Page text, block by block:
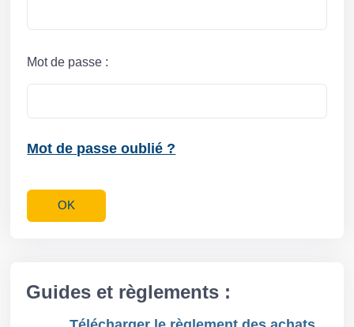
Mot de passe :
Mot de passe oublié ?
Guides et règlements :